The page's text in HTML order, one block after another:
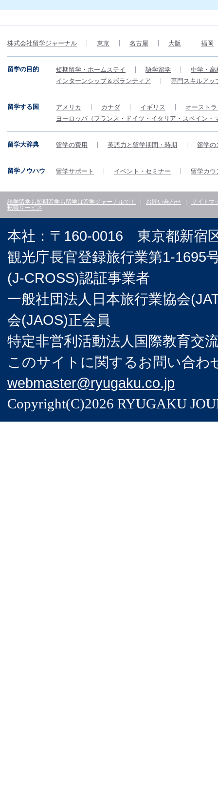
株式会社留学ジャーナル 東京 名古屋 大阪 福岡
留学の目的 短期留学・ホームステイ 語学留学
中学・高
インターンシップ＆ボランティア
専門スキルアッ
留学する国 アメリカ カナダ イギリス
オースト
ヨーロッパ（フランス・ドイツ・イタリア・スペイン・
留学大辞典 留学の費用 英語力と留学期間・時期 留学の
留学ノウハウ 留学サポート イベント・セミナー 留学カウ
語学留学も短期留学も留学は留学ジャーナルで！ お問い合わせ
サイトマ
転職サービス
本社：〒160-0016 東京都新宿
観光庁長官登録旅行業第1-
(J-CROSS)認証事業者
一般社団法人日本旅行業協会
会(JAOS)正会員
特定非営利活動法人国際教育交
このサイトに関するお問い合
webmaster@ryugaku.co.jp
Copyright(C)2026 RYUGAKU